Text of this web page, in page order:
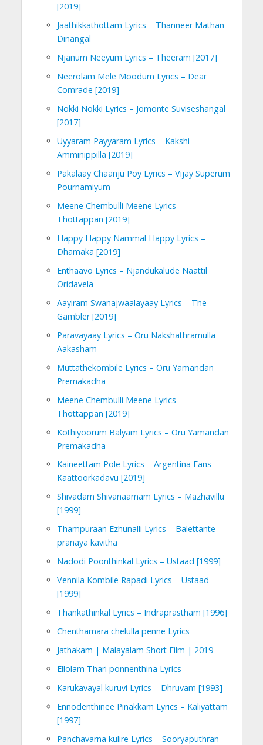
[2019]
Jaathikkathottam Lyrics – Thanneer Mathan
Dinangal
Njanum Neeyum Lyrics – Theeram [2017]
Neerolam Mele Moodum Lyrics – Dear
Comrade [2019]
Nokki Nokki Lyrics – Jomonte Suviseshangal
[2017]
Uyyaram Payyaram Lyrics – Kakshi
Amminippilla [2019]
Pakalaay Chaanju Poy Lyrics – Vijay Superum
Pournamiyum
Meene Chembulli Meene Lyrics –
Thottappan [2019]
Happy Happy Nammal Happy Lyrics –
Dhamaka [2019]
Enthaavo Lyrics – Njandukalude Naattil
Oridavela
Aayiram Swanajwaalayaay Lyrics – The
Gambler [2019]
Paravayaay Lyrics – Oru Nakshathramulla
Aakasham
Muttathekombile Lyrics – Oru Yamandan
Premakadha
Meene Chembulli Meene Lyrics –
Thottappan [2019]
Kothiyoorum Balyam Lyrics – Oru Yamandan
Premakadha
Kaineettam Pole Lyrics – Argentina Fans
Kaattoorkadavu [2019]
Shivadam Shivanaamam Lyrics – Mazhavillu
[1999]
Thampuraan Ezhunalli Lyrics – Balettante
pranaya kavitha
Nadodi Poonthinkal Lyrics – Ustaad [1999]
Vennila Kombile Rapadi Lyrics – Ustaad
[1999]
Thankathinkal Lyrics – Indraprastham [1996]
Chenthamara chelulla penne Lyrics
Jathakam | Malayalam Short Film | 2019
Ellolam Thari ponnenthina Lyrics
Karukavayal kuruvi Lyrics – Dhruvam [1993]
Ennodenthinee Pinakkam Lyrics – Kaliyattam
[1997]
Panchavarna kulire Lyrics – Sooryaputhran